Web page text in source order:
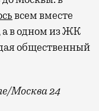
всем вместе
а в одном из ЖК
общественный
Москва 24